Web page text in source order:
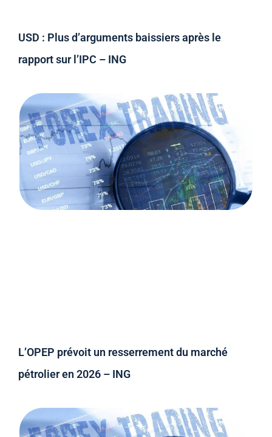
USD : Plus d’arguments baissiers après le
rapport sur l’IPC – ING
L’OPEP prévoit un resserrement du marché
pétrolier en 2026 – ING